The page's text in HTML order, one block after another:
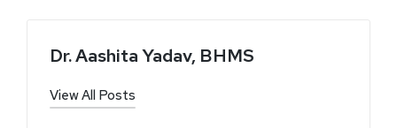
Dr. Aashita Yadav, BHMS
View All Posts